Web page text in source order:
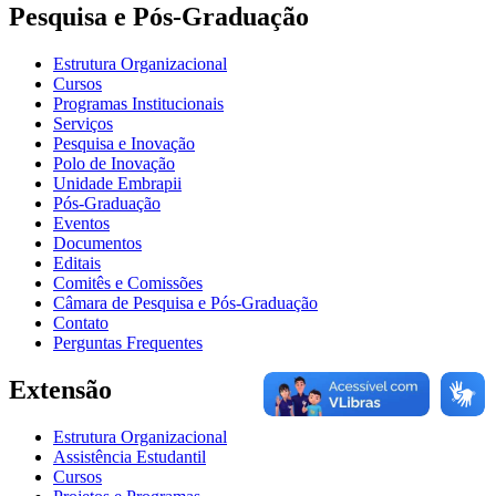
Pesquisa e Pós-Graduação
Estrutura Organizacional
Cursos
Programas Institucionais
Serviços
Pesquisa e Inovação
Polo de Inovação
Unidade Embrapii
Pós-Graduação
Eventos
Documentos
Editais
Comitês e Comissões
Câmara de Pesquisa e Pós-Graduação
Contato
Perguntas Frequentes
Extensão
Estrutura Organizacional
Assistência Estudantil
Cursos